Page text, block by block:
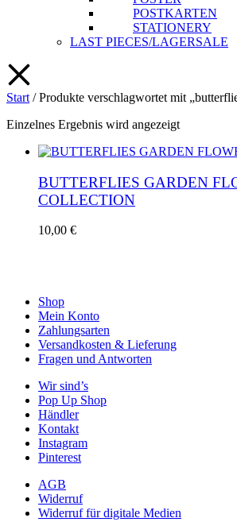
POSTKARTEN
STATIONERY
LAST PIECES/LAGERSALE
Start / Produkte verschlagwortet mit
Einzelnes Ergebnis wird angezeigt
BUTTERFLIES GARDEN
COLLECTION
10,00 €
Shop
Mein Konto
Zahlungsarten
Versandkosten & Lieferung
Fragen und Antworten
Wir sind’s
Pop Up Shop
Händler
Kontakt
Instagram
Pinterest
AGB
Widerruf
Widerruf für digitale Medien